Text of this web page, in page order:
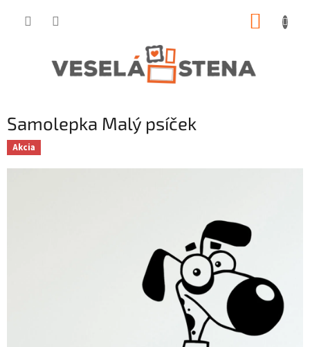
Samolepka Malý psíček
Akcia